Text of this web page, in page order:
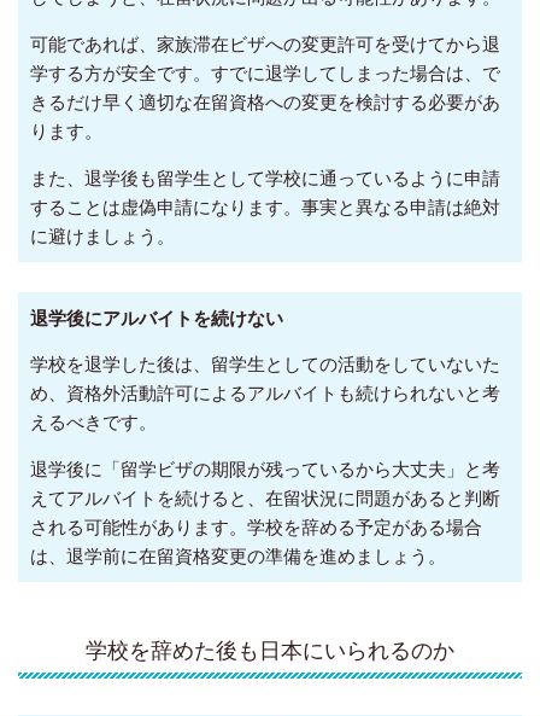
可能であれば、家族滞在ビザへの変更許可を受けてから退
学する方が安全です。すでに退学してしまった場合は、で
きるだけ早く適切な在留資格への変更を検討する必要があ
ります。
また、退学後も留学生として学校に通っているように申請
することは虚偽申請になります。事実と異なる申請は絶対
に避けましょう。
退学後にアルバイトを続けない
学校を退学した後は、留学生としての活動をしていないた
め、資格外活動許可によるアルバイトも続けられないと考
えるべきです。
退学後に「留学ビザの期限が残っているから大丈夫」と考
えてアルバイトを続けると、在留状況に問題があると判断
される可能性があります。学校を辞める予定がある場合
は、退学前に在留資格変更の準備を進めましょう。
学校を辞めた後も日本にいられるのか